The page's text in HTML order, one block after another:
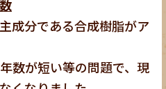
成分である合成樹脂がア
数が短い等の問題で、現